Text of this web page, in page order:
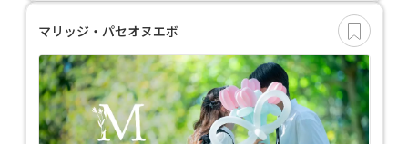
マリッジ・パセオヌエボ